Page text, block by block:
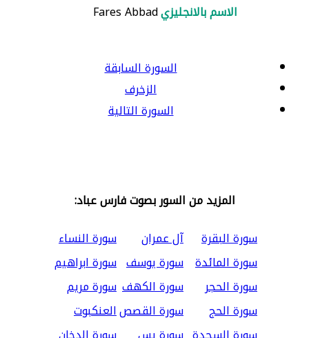
الاسم بالانجليزيFares Abbad
السورة السابقة
الزخرف
السورة التالية
المزيد من السور بصوت فارس عباد:
سورة البقرة
آل عمران
سورة النساء
سورة المائدة سورة يوسف سورة ابراهيم
سورة الحجر
سورة الكهف سورة مريم
سورة الحج
سورة القصصالعنكبوت